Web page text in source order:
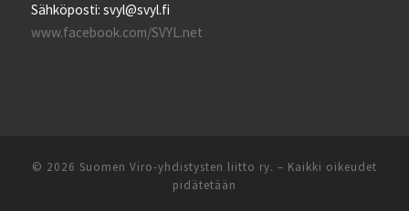
Sähköposti: svyl@svyl.fi
www.facebook.com/SVYL.net
© 2026 Suomen Viro-yhdistysten liitto ry. – Kaikki oikeudet
pidätetään